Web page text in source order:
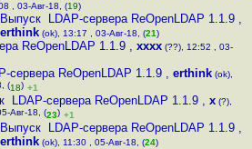
, 03-Авг-18, (19)
Выпуск LDAP-сервера ReOpenLDAP 1.1.9 ,
erthink (ok), 13:17 , 03-Авг-18, (21)
ReOpenLDAP 1.1.9 , xxxx (??), 12:52 , 03-
сервера ReOpenLDAP 1.1.9 , erthink (ok),
(18) +1
LDAP-сервера ReOpenLDAP 1.1.9 , x (?),
Авг-18, (23) +1
Выпуск LDAP-сервера ReOpenLDAP 1.1.9 ,
erthink (ok), 11:30 , 05-Авг-18, (24)